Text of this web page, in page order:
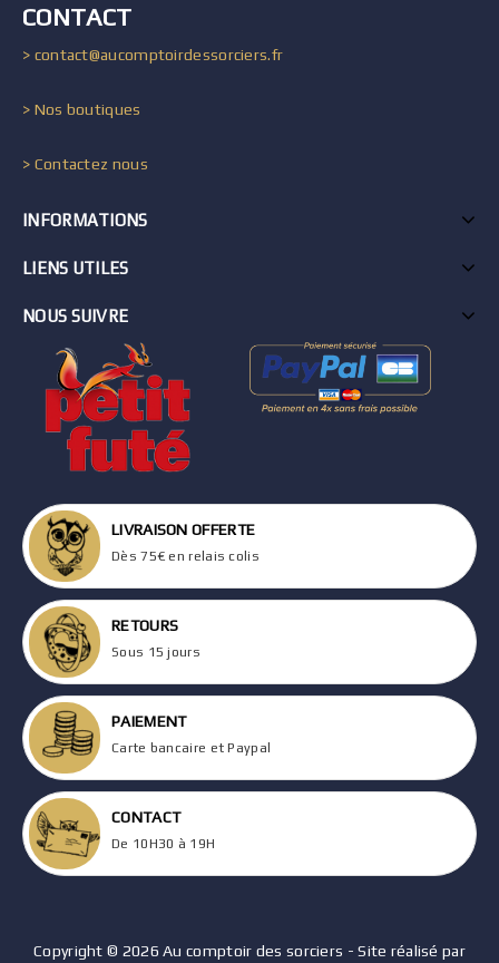
CONTACT
> contact@aucomptoirdessorciers.fr
> Nos boutiques
> Contactez nous
INFORMATIONS
LIENS UTILES
NOUS SUIVRE
LIVRAISON OFFERTE
Dès 75€ en relais colis
RETOURS
Sous 15 jours
PAIEMENT
Carte bancaire et Paypal
CONTACT
De 10H30 à 19H
Copyright © 2026 Au comptoir des sorciers - Site réalisé par